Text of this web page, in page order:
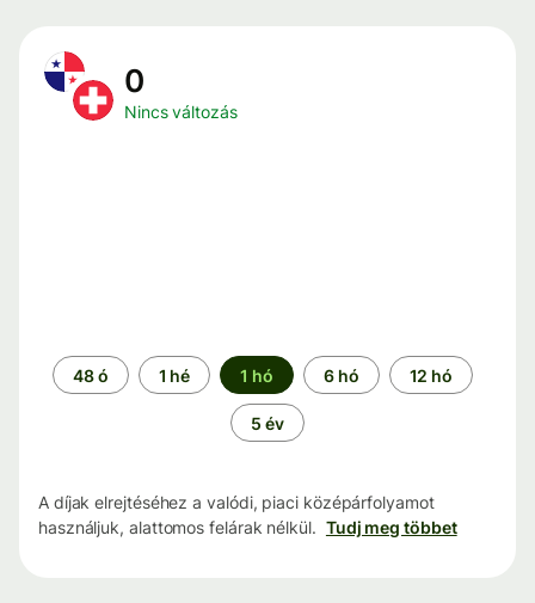
0
Nincs változás
Időszak
48 ó 1 hé 1 hó 6 hó 12 hó
5 év
A díjak elrejtéséhez a valódi, piaci középárfolyamot
használjuk, alattomos felárak nélkül. Tudj meg többet